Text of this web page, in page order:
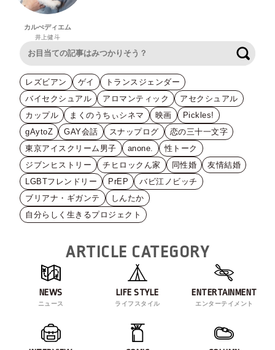
カルぺディエム
井上健斗
レズビアン ゲイ
トランスジェンダー
バイセクシュアル
アロマンティック
アセクシュアル
カップル
まくのうちぃシネマ 映画
Pickles!
gAytoZ
GAY会話 スナップログ
恋の三十一文字
東京アイスクリーム男子
anone.
性トーク
ジブンヒストリー
チヒロックん家 同性婚
友情結婚
LGBTフレンドリー
PrEP
バビ江ノビッチ
ブリアナ・ギガンテ
しんたか
自分らしく生きるプロジェクト
ARTICLE CATEGORY
NEWS
ニュース
LIFE STYLE
ライフスタイル
ENTERTAINMENT
エンターテイメント